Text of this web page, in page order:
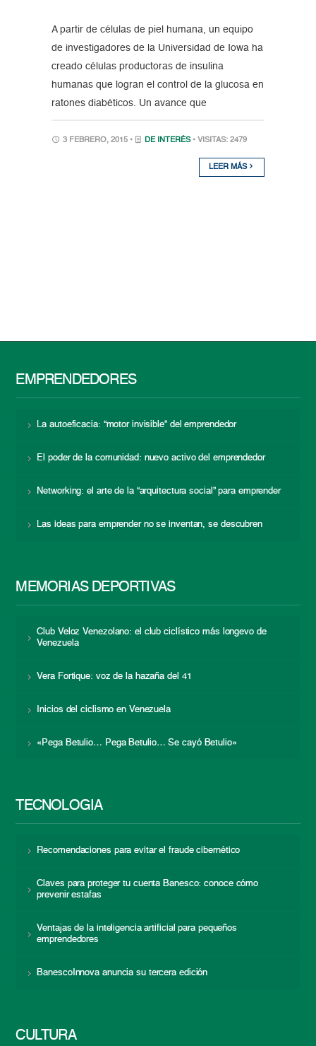
A partir de células de piel humana, un equipo
de investigadores de la Universidad de Iowa ha
creado células productoras de insulina
humanas que logran el control de la glucosa en
ratones diabéticos. Un avance que
3 FEBRERO, 2015 • DE INTERÉS • VISITAS: 2479
LEER MÁS
EMPRENDEDORES
La autoeficacia: “motor invisible” del emprendedor
El poder de la comunidad: nuevo activo del emprendedor
Networking: el arte de la “arquitectura social” para emprender
Las ideas para emprender no se inventan, se descubren
MEMORIAS DEPORTIVAS
Club Veloz Venezolano: el club ciclístico más longevo de
Venezuela
Vera Fortique: voz de la hazaña del 41
Inicios del ciclismo en Venezuela
«Pega Betulio… Pega Betulio… Se cayó Betulio»
TECNOLOGÍA
Recomendaciones para evitar el fraude cibernético
Claves para proteger tu cuenta Banesco: conoce cómo
prevenir estafas
Ventajas de la inteligencia artificial para pequeños
emprendedores
BanescoInnova anuncia su tercera edición
CULTURA